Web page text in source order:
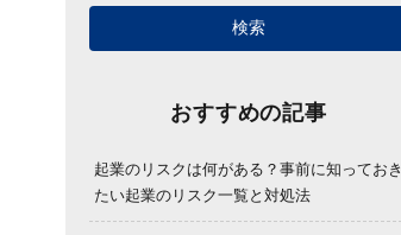
おすすめの記事
起業のリスクは何がある？事前に知っておき
たい起業のリスク一覧と対処法